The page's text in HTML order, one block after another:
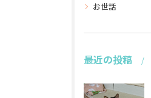
お世話
最近の投稿